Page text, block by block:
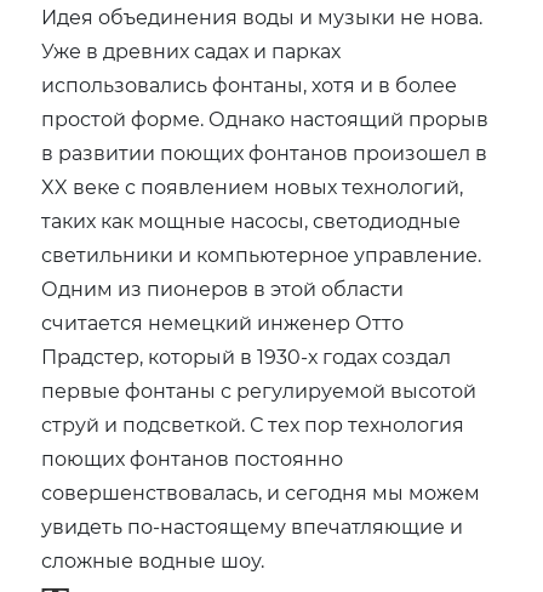
Идея объединения воды и музыки не нова.
Уже в древних садах и парках
использовались фонтаны, хотя и в более
простой форме. Однако настоящий прорыв
в развитии поющих фонтанов произошел в
XX веке с появлением новых технологий,
таких как мощные насосы, светодиодные
светильники и компьютерное управление.
Одним из пионеров в этой области
считается немецкий инженер Отто
Прадстер, который в 1930-х годах создал
первые фонтаны с регулируемой высотой
струй и подсветкой. С тех пор технология
поющих фонтанов постоянно
совершенствовалась, и сегодня мы можем
увидеть по-настоящему впечатляющие и
сложные водные шоу.